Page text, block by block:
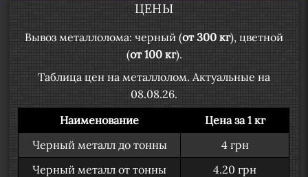
ЦЕНЫ
Вывоз металлолома: черный (от 300 кг), цветной
(от 100 кг).
Таблица цен на металлолом. Актуальные на
08.08.26.
Наименование
Цена за 1 кг
Черный металл до тонны
4 грн
Черный металл от тонны
4.20 грн